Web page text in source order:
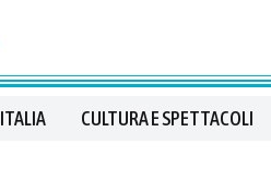
ITALIA CULTURA E SPETTACOLI